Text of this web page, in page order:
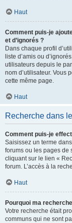
Haut
Comment puis-je
et d’ignorés ?
Dans chaque profil
liste d’amis ou
utilisateurs depuis le
nom d’utilisateur. Vous
cette même page.
Haut
Recherche dans
Comment puis-je
Saisissez un terme
forums ou les pages de
cliquant sur le lien «
forum. L’accès à la
Haut
Pourquoi ma
Votre recherche était
communs qui ne sont